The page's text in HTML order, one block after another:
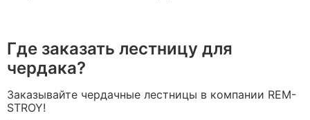
Где заказать лестницу для
чердака?
Заказывайте чердачные лестницы в компании REM-
STROY!